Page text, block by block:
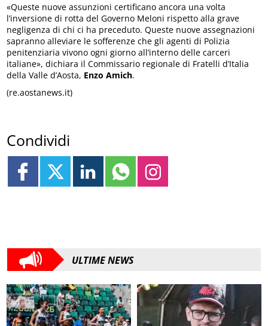
«Queste nuove assunzioni certificano ancora una volta
l’inversione di rotta del Governo Meloni rispetto alla grave
negligenza di chi ci ha preceduto. Queste nuove assegnazioni
sapranno alleviare le sofferenze che gli agenti di Polizia
penitenziaria vivono ogni giorno all’interno delle carceri
italiane», dichiara il Commissario regionale di Fratelli d’Italia
della Valle d’Aosta, Enzo Amich.
(re.aostanews.it)
Condividi
ULTIME NEWS